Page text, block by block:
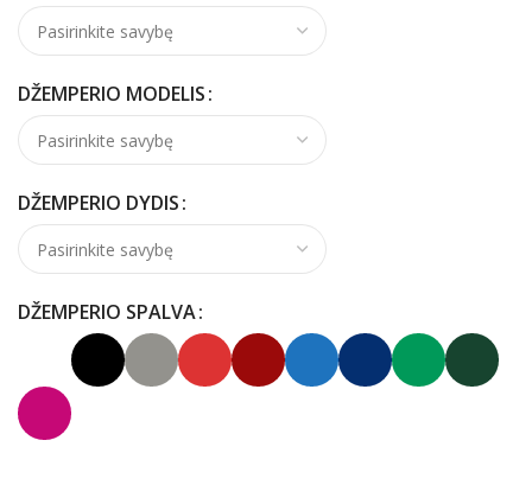
DŽEMPERIO MODELIS
DŽEMPERIO DYDIS
DŽEMPERIO SPALVA